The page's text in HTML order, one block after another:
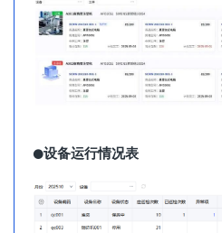
⚫设备运行情况表